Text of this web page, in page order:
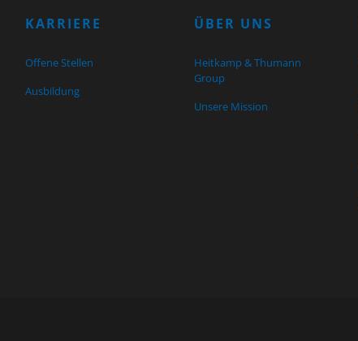
KARRIERE
Offene Stellen
Ausbildung
ÜBER UNS
Heitkamp & Thumann
Group
Unsere Mission